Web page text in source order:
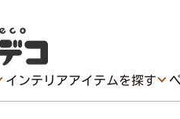
インテリアアイテムを探す